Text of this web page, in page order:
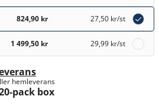
824,90 kr 27,50 kr/st
1 499,50 kr 29,99 kr/st
hemleverans
pack box